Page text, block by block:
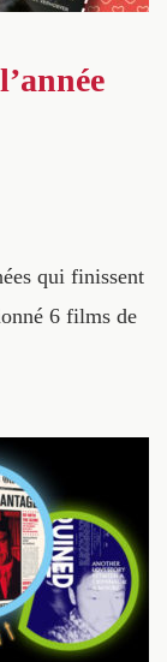
qui finissent
6 films de